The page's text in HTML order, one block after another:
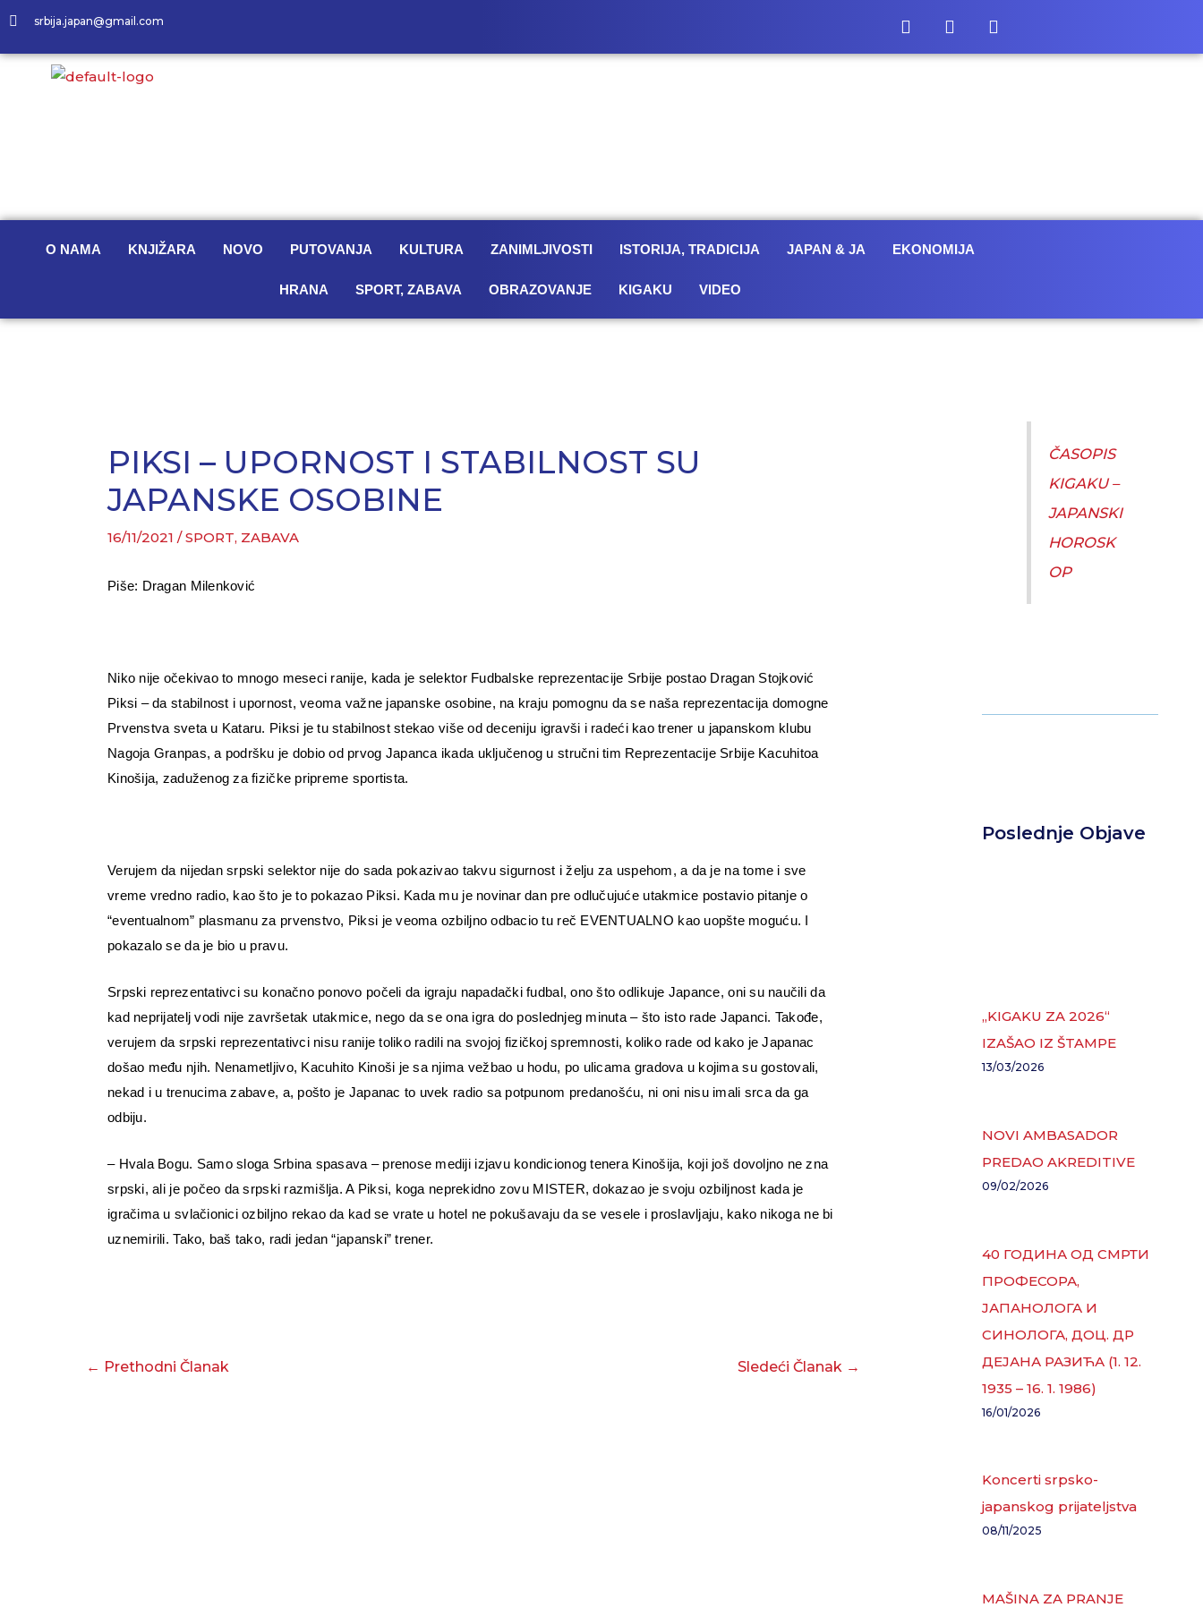
srbija.japan@gmail.com
O NAMA KNJIŽARA NOVO PUTOVANJA KULTURA ZANIMLJIVOSTI ISTORIJA, TRADICIJA JAPAN & JA EKONOMIJA
HRANA SPORT, ZABAVA OBRAZOVANJE KIGAKU VIDEO
PIKSI – UPORNOST I STABILNOST SU
JAPANSKE OSOBINE
16/11/2021/SPORT, ZABAVA
Piše: Dragan Milenković
Niko nije očekivao to mnogo meseci ranije, kada je selektor Fudbalske reprezentacije Srbije postao Dragan Stojković
Piksi – da stabilnost i upornost, veoma važne japanske osobine, na kraju pomognu da se naša reprezentacija domogne
Prvenstva sveta u Kataru. Piksi je tu stabilnost stekao više od deceniju igravši i radeći kao trener u japanskom klubu
Nagoja Granpas, a podršku je dobio od prvog Japanca ikada uključenog u stručni tim Reprezentacije Srbije Kacuhitoa
Kinošija, zaduženog za fizičke pripreme sportista.
Verujem da nijedan srpski selektor nije do sada pokazivao takvu sigurnost i želju za uspehom, a da je na tome i sve
vreme vredno radio, kao što je to pokazao Piksi. Kada mu je novinar dan pre odlučujuće utakmice postavio pitanje o
“eventualnom” plasmanu za prvenstvo, Piksi je veoma ozbiljno odbacio tu reč EVENTUALNO kao uopšte moguću. I
pokazalo se da je bio u pravu.
Srpski reprezentativci su konačno ponovo počeli da igraju napadački fudbal, ono što odlikuje Japance, oni su naučili da
kad neprijatelj vodi nije završetak utakmice, nego da se ona igra do poslednjeg minuta – što isto rade Japanci. Takođe,
verujem da srpski reprezentativci nisu ranije toliko radili na svojoj fizičkoj spremnosti, koliko rade od kako je Japanac
došao među njih. Nenametljivo, Kacuhito Kinoši je sa njima vežbao u hodu, po ulicama gradova u kojima su gostovali,
nekad i u trenucima zabave, a, pošto je Japanac to uvek radio sa potpunom predanošću, ni oni nisu imali srca da ga
odbiju.
– Hvala Bogu. Samo sloga Srbina spasava – prenose mediji izjavu kondicionog tenera Kinošija, koji još dovoljno ne zna
srpski, ali je počeo da srpski razmišlja. A Piksi, koga neprekidno zovu MISTER, dokazao je svoju ozbiljnost kada je
igračima u svlačionici ozbiljno rekao da kad se vrate u hotel ne pokušavaju da se vesele i proslavljaju, kako nikoga ne bi
uznemirili. Tako, baš tako, radi jedan “japanski” trener.
← Prethodni Članak Sledeći Članak →
ČASOPIS
KIGAKU –
JAPANSKI
HOROSK
OP
Poslednje Objave
„KIGAKU ZA 2026“
IZAŠAO IZ ŠTAMPE
13/03/2026
NOVI AMBASADOR
PREDAO AKREDITIVE
09/02/2026
40 ГОДИНА ОД СМРТИ
ПРОФЕСОРА,
ЈАПАНОЛОГА И
СИНОЛОГА, ДОЦ. ДР
ДЕЈАНА РАЗИЋА (1. 12.
1935 – 16. 1. 1986)
16/01/2026
Koncerti srpsko-
japanskog prijateljstva
08/11/2025
MAŠINA ZA PRANJE